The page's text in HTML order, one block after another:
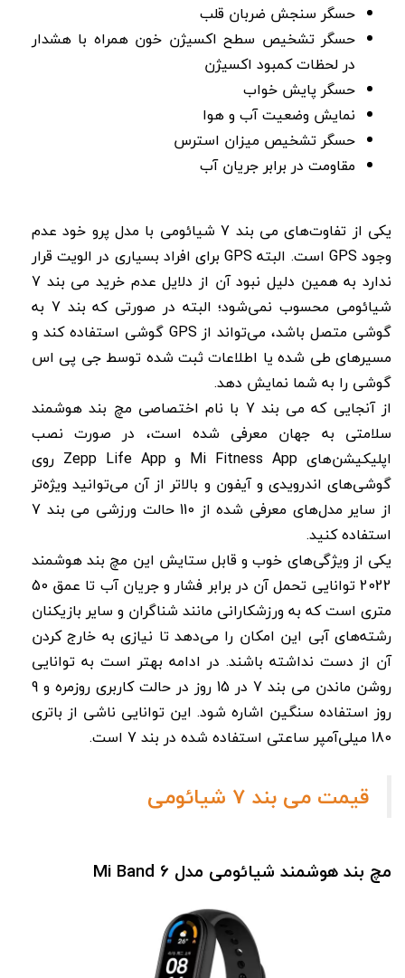
حسگر سنجش ضربان قلب
حسگر تشخیص سطح اکسیژن خون همراه با هشدار
در لحظات کمبود اکسیژن
حسگر پایش خواب
نمایش وضعیت آب و هوا
حسگر تشخیص میزان استرس
مقاومت در برابر جریان آب
یکی از تفاوت‌های می بند 7 شیائومی با مدل پرو خود عدم
وجود GPS است. البته GPS برای افراد بسیاری در الویت قرار
ندارد به همین دلیل نبود آن از دلایل عدم خرید می بند 7
شیائومی محسوب نمی‌شود؛ البته در صورتی که بند 7 به
گوشی متصل باشد، می‌تواند از GPS گوشی استفاده کند و
مسیرهای طی شده یا اطلاعات ثبت شده توسط جی پی اس
گوشی را به شما نمایش دهد.
از آنجایی که می بند 7 با نام اختصاصی مچ بند هوشمند
سلامتی به جهان معرفی شده است، در صورت نصب
اپلیکیشن‌های Mi Fitness App و Zepp Life App روی
گوشی‌های اندرویدی و آیفون و بالاتر از آن می‌توانید ویژه‌تر
از سایر مدل‌های معرفی شده از 110 حالت ورزشی می بند 7
استفاده کنید.
یکی از ویژگی‌های خوب و قابل ستایش این مچ بند هوشمند
2022 توانایی تحمل آن در برابر فشار و جریان آب تا عمق 50
متری است که به ورزشکارانی مانند شناگران و سایر بازیکنان
رشته‌های آبی این امکان را می‌دهد تا نیازی به خارج کردن
آن از دست نداشته باشند. در ادامه بهتر است به توانایی
روشن ماندن می بند 7 در 15 روز در حالت کاربری روزمره و 9
روز استفاده سنگین اشاره شود. این توانایی ناشی از باتری
180 میلی‌آمپر ساعتی استفاده شده در بند 7 است.
قیمت می بند 7 شیائومی
مچ بند هوشمند شیائومی مدل Mi Band 6